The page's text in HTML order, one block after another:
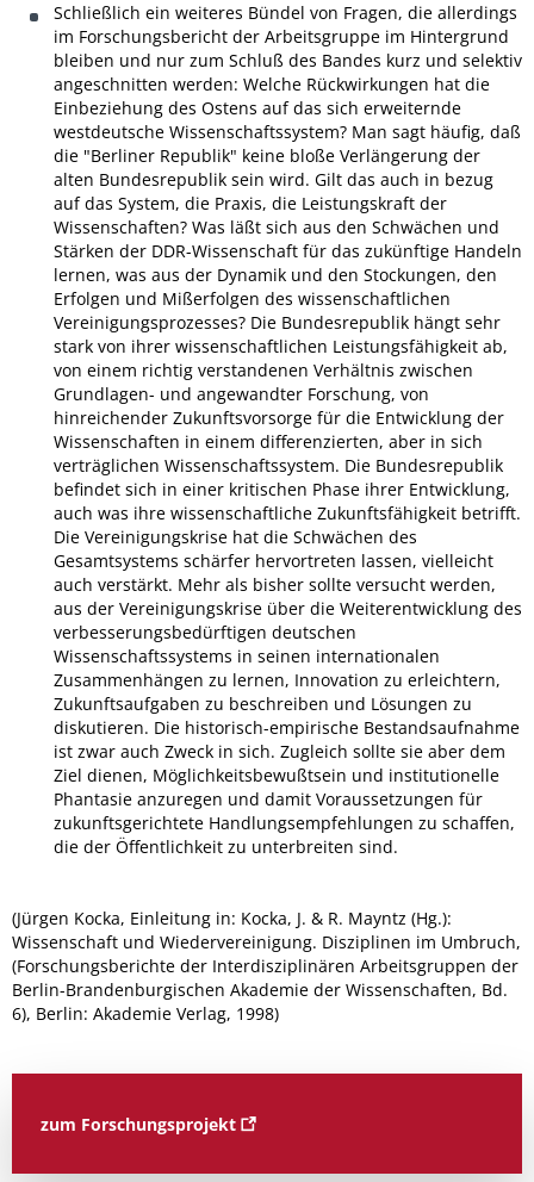
Schließlich ein weiteres Bündel von Fragen, die allerdings
im Forschungsbericht der Arbeitsgruppe im Hintergrund
bleiben und nur zum Schluß des Bandes kurz und selektiv
angeschnitten werden: Welche Rückwirkungen hat die
Einbeziehung des Ostens auf das sich erweiternde
westdeutsche Wissenschaftssystem? Man sagt häufig, daß
die "Berliner Republik" keine bloße Verlängerung der
alten Bundesrepublik sein wird. Gilt das auch in bezug
auf das System, die Praxis, die Leistungskraft der
Wissenschaften? Was läßt sich aus den Schwächen und
Stärken der DDR-Wissenschaft für das zukünftige Handeln
lernen, was aus der Dynamik und den Stockungen, den
Erfolgen und Mißerfolgen des wissenschaftlichen
Vereinigungsprozesses? Die Bundesrepublik hängt sehr
stark von ihrer wissenschaftlichen Leistungsfähigkeit ab,
von einem richtig verstandenen Verhältnis zwischen
Grundlagen- und angewandter Forschung, von
hinreichender Zukunftsvorsorge für die Entwicklung der
Wissenschaften in einem differenzierten, aber in sich
verträglichen Wissenschaftssystem. Die Bundesrepublik
befindet sich in einer kritischen Phase ihrer Entwicklung,
auch was ihre wissenschaftliche Zukunftsfähigkeit betrifft.
Die Vereinigungskrise hat die Schwächen des
Gesamtsystems schärfer hervortreten lassen, vielleicht
auch verstärkt. Mehr als bisher sollte versucht werden,
aus der Vereinigungskrise über die Weiterentwicklung des
verbesserungsbedürftigen deutschen
Wissenschaftssystems in seinen internationalen
Zusammenhängen zu lernen, Innovation zu erleichtern,
Zukunftsaufgaben zu beschreiben und Lösungen zu
diskutieren. Die historisch-empirische Bestandsaufnahme
ist zwar auch Zweck in sich. Zugleich sollte sie aber dem
Ziel dienen, Möglichkeitsbewußtsein und institutionelle
Phantasie anzuregen und damit Voraussetzungen für
zukunftsgerichtete Handlungsempfehlungen zu schaffen,
die der Öffentlichkeit zu unterbreiten sind.
(Jürgen Kocka, Einleitung in: Kocka, J. & R. Mayntz (Hg.):
Wissenschaft und Wiedervereinigung. Disziplinen im Umbruch,
(Forschungsberichte der Interdisziplinären Arbeitsgruppen der
Berlin-Brandenburgischen Akademie der Wissenschaften, Bd.
6), Berlin: Akademie Verlag, 1998)
zum Forschungsprojekt